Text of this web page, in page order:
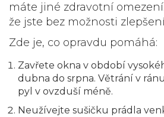
máte jiné zdravotní
že jste bez možnosti
Zde je, co opravdu pomáhá:
Zavřete okna v období
dubna do srpna. Větrání v
pyl v ovzduší méně.
Neužívejte sušičku prádla